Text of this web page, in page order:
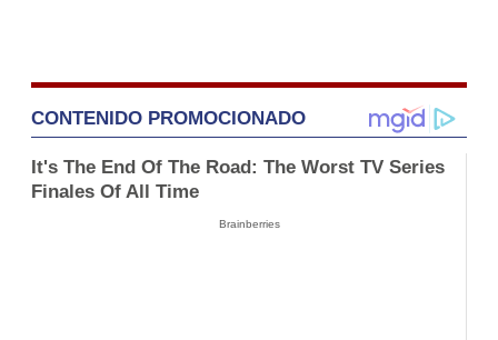
CONTENIDO PROMOCIONADO
It's The End Of The Road: The Worst TV Series
Finales Of All Time
Brainberries